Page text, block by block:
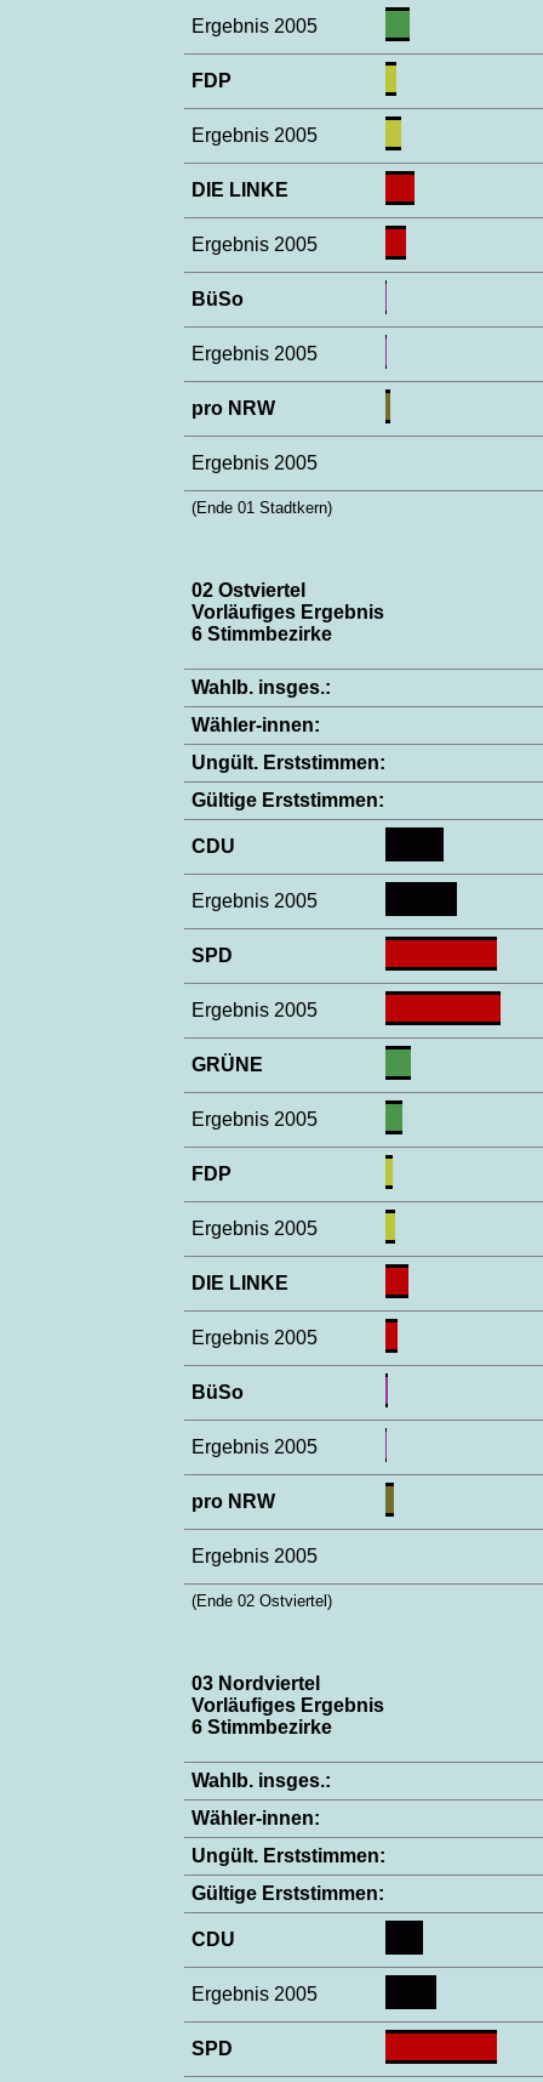
Ergebnis 2005
FDP
Ergebnis 2005
DIE LINKE
Ergebnis 2005
BüSo
Ergebnis 2005
pro NRW
Ergebnis 2005
(Ende 01 Stadtkern)
02 Ostviertel
Vorläufiges Ergebnis
6 Stimmbezirke
Wahlb. insges.:
Wähler-innen:
Ungült. Erststimmen:
Gültige Erststimmen:
CDU
Ergebnis 2005
SPD
Ergebnis 2005
GRÜNE
Ergebnis 2005
FDP
Ergebnis 2005
DIE LINKE
Ergebnis 2005
BüSo
Ergebnis 2005
pro NRW
Ergebnis 2005
(Ende 02 Ostviertel)
03 Nordviertel
Vorläufiges Ergebnis
6 Stimmbezirke
Wahlb. insges.:
Wähler-innen:
Ungült. Erststimmen:
Gültige Erststimmen:
CDU
Ergebnis 2005
SPD